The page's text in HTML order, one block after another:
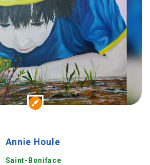
Annie Houle
Saint-Boniface